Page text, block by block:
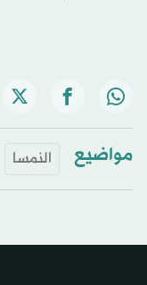
مواضيع النمسا